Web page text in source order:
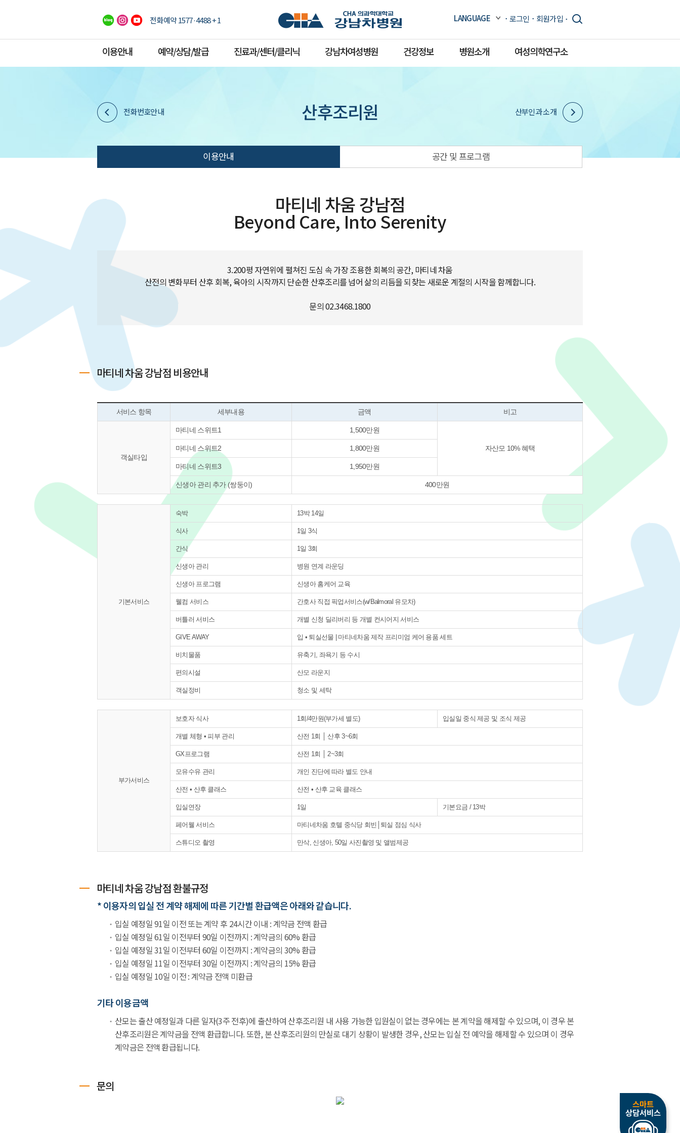
전화예약 1577·4488 + 1 LANGUAGE 로그인 회원가입
이용안내 예약/상담/발급 진료과/센터/클리닉 강남차여성병원 건강정보 병원소개 여성의학연구소
전화번호안내 산후조리원 산부인과 소개
이용안내 공간 및 프로그램
마티네 차움 강남점
Beyond Care, Into Serenity
3.200평 자연위에 펼쳐진 도심 속 가장 조용한 회복의 공간, 마티네 차움
산전의 변화부터 산후 회복, 육아의 시작까지 단순한 산후조리를 넘어 삶의 리듬을 되찾는 새로운 계절의 시작을 함께합니다.
문의 02.3468.1800
마티네 차움 강남점 비용안내
서비스 항목 세부내용 금액 비고
객실타입
마티네 스위트1 1,500만원
자산모 10% 혜택
마티네 스위트2 1,800만원
마티네 스위트3 1,950만원
신생아 관리 추가 (쌍둥이) 400만원
기본서비스
숙박 13박 14일
식사 1일 3식
간식 1일 3회
신생아 관리 병원 연계 라운딩
신생아 프로그램 신생아 홈케어 교육
웰컴 서비스 간호사 직접 픽업서비스(w/Balmoral 유모차)
버틀러 서비스 개별 신청 딜리버리 등 개별 컨시어지 서비스
GIVE AWAY 입 • 퇴실선물 | 마티네차움 제작 프리미엄 케어 용품 세트
비치물품 유축기, 좌욕기 등 수시
편의시설 산모 라운지
객실정비 청소 및 세탁
부가서비스
보호자 식사 1회/4만원(부가세 별도) 입실일 중식 제공 및 조식 제공
개별 체형 • 피부 관리 산전 1회 │ 산후 3~6회
GX프로그램 산전 1회 │ 2~3회
모유수유 관리 개인 진단에 따라 별도 안내
산전 • 산후 클래스 산전 • 산후 교육 클래스
입실연장 1일 기본요금 / 13박
페어웰 서비스 마티네차움 호텔 중식당 회빈│퇴실 점심 식사
스튜디오 촬영 만삭, 신생아, 50일 사진촬영 및 앨범제공
마티네 차움 강남점 환불규정
* 이용자의 입실 전 계약 해제에 따른 기간별 환급액은 아래와 같습니다.
입실 예정일 91일 이전 또는 계약 후 24시간 이내 : 계약금 전액 환급
입실 예정일 61일 이전부터 90일 이전까지 : 계약금의 60% 환급
입실 예정일 31일 이전부터 60일 이전까지 : 계약금의 30% 환급
입실 예정일 11일 이전부터 30일 이전까지 : 계약금의 15% 환급
입실 예정일 10일 이전 : 계약금 전액 미환급
기타 이용금액
산모는 출산 예정일과 다른 일자(3주 전후)에 출산하여 산후조리원 내 사용 가능한 입원실이 없는 경우에는 본 계약을 해제할 수 있으며, 이 경우 본
산후조리원은 계약금을 전액 환급합니다. 또한, 본 산후조리원의 만실로 대기 상황이 발생한 경우, 산모는 입실 전 예약을 해제할 수 있으며 이 경우
계약금은 전액 환급됩니다.
문의